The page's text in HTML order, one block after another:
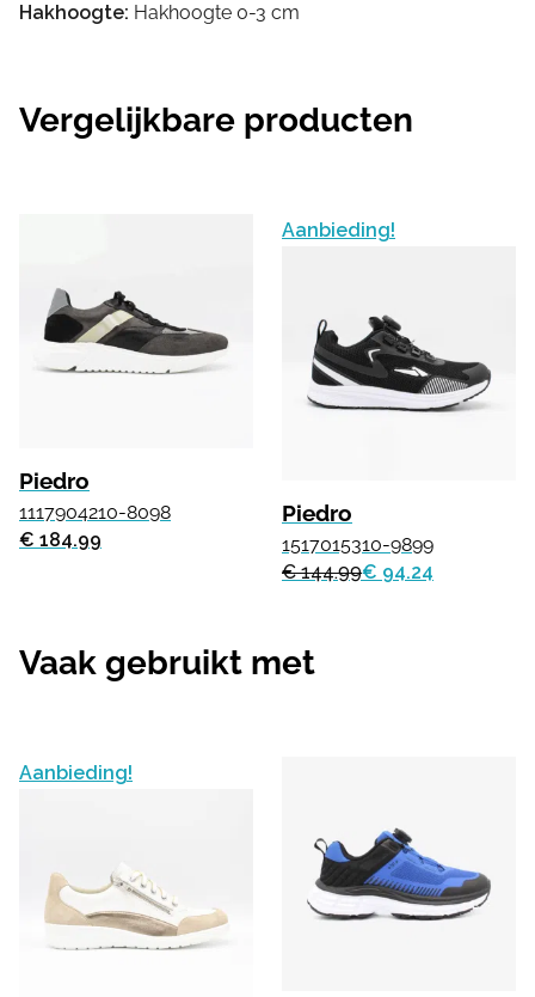
Hakhoogte: Hakhoogte 0-3 cm
Vergelijkbare producten
Piedro
1117904210-8098
€ 184.99
Aanbieding!
Piedro
1517015310-9899
€ 144.99€ 94.24
Vaak gebruikt met
Aanbieding!